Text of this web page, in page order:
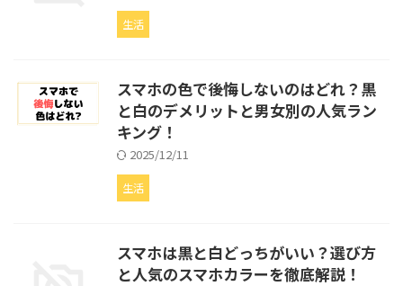
生活
スマホの色で後悔しないのはどれ？黒
と白のデメリットと男女別の人気ラン
キング！
2025/12/11
生活
スマホは黒と白どっちがいい？選び方
と人気のスマホカラーを徹底解説！